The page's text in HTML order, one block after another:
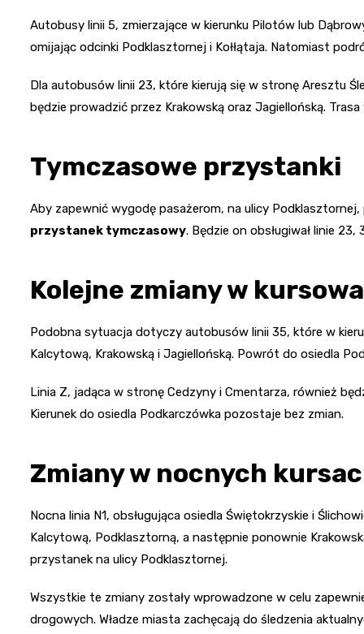
Autobusy linii 5, zmierzające w kierunku Pilotów lub
omijając odcinki Podklasztornej i Kołłątaja. Natomiast
Dla autobusów linii 23, które kierują się w stronę Aresztu
będzie prowadzić przez Krakowską oraz Jagiellońską.
Tymczasowe przystanki
Aby zapewnić wygodę pasażerom, na ulicy
przystanek tymczasowy. Będzie on obsługiwał linie 23,
Kolejne zmiany w
Podobna sytuacja dotyczy autobusów linii 35, które w
Kalcytową, Krakowską i Jagiellońską. Powrót do osiedla
Linia Z, jadąca w stronę Cedzyny i Cmentarza, również
Kierunek do osiedla Podkarczówka pozostaje bez zmian.
Zmiany w nocnych
Nocna linia N1, obsługująca osiedla Świętokrzyskie i
Kalcytową, Podklasztorną, a następnie ponownie
przystanek na ulicy Podklasztornej.
Wszystkie te zmiany zostały wprowadzone w celu
drogowych. Władze miasta zachęcają do śledzenia